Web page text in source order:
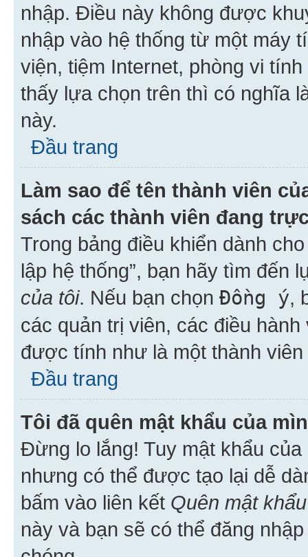
nhập. Điều này không được
nhập vào hệ thống từ một máy
viện, tiệm Internet, phòng vi
thấy lựa chọn trên thì có nghĩa
này.
Đầu trang
Làm sao để tên thành viên
sách các thành viên đang
Trong bảng điều khiển dành
lập hệ thống”, bạn hãy tìm đến
của tôi. Nếu bạn chọn Đồng ý,
các quản trị viên, các điều
được tính như là một thành viên
Đầu trang
Tôi đã quên mật khẩu của
Đừng lo lắng! Tuy mật khẩu
nhưng có thể được tạo lại dễ
bấm vào liên kết Quên mật khẩu
này và bạn sẽ có thể đăng